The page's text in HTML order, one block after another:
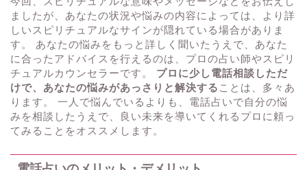
ましたが、あなたの状況や悩みの内容によっては、より詳
しいスピリチュアルなサインが隠れている場合がありま
す。 あなたの悩みをもっと詳しく聞いたうえで、あなた
に合ったアドバイスを行えるのは、プロの占い師やスピリ
チュアルカウンセラーです。 プロに少し電話相談しただ
けで、あなたの悩みがあっさりと解決する ことは、多々あ
ります。 一人で悩んでいるよりも、電話占いで自分の悩
みを相談したうえで、良い未来を導いてくれるプロに頼っ
てみることをオススメします。